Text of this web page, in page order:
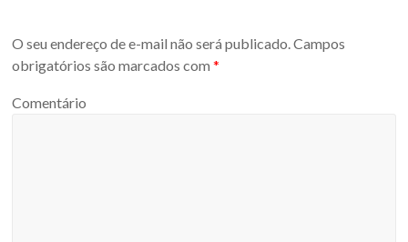
O seu endereço de e-mail não será publicado. Campos
obrigatórios são marcados com*
Comentário